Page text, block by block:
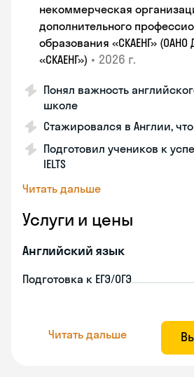
некоммерческая
дополнительного
образования «СКАЕНГ» (ОАНО
«СКАЕНГ») • 2026 г.
Понял важность
школе
Стажировался в Англии,
Подготовил учеников к
IELTS
Читать дальше
Услуги и цены
Английский язык
Подготовка к ЕГЭ/ОГЭ
Читать дальше